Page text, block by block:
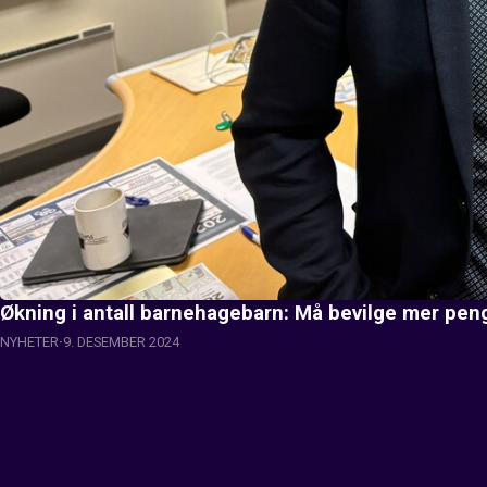
Økning i antall barnehagebarn: Må bevilge mer
NYHETER 9. DESEMBER 2024